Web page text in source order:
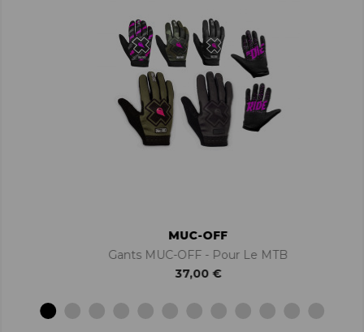
MUC-OFF
Gants MUC-OFF - Pour Le MTB
37,00 €